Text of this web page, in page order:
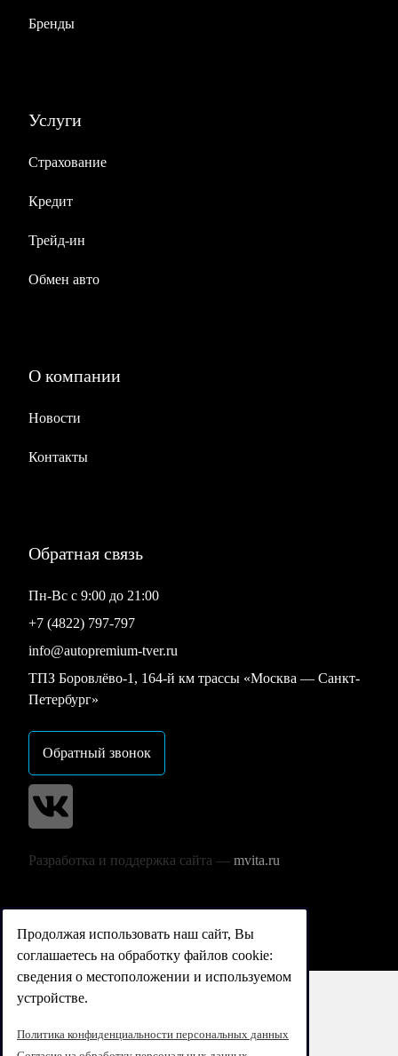
Бренды
Услуги
Страхование
Кредит
Трейд-ин
Обмен авто
О компании
Новости
Контакты
Обратная связь
Пн-Вс с 9:00 до 21:00
+7 (4822) 797-797
info@autopremium-tver.ru
ТПЗ Боровлёво-1, 164-й км трассы «Москва — Санкт-
Петербург»
Обратный звонок
Разработка и поддержка сайта — mvita.ru
Продолжая использовать наш сайт, Вы
соглашаетесь на обработку файлов cookie:
сведения о местоположении и используемом
устройстве.
Политика конфиденциальности персональных данных